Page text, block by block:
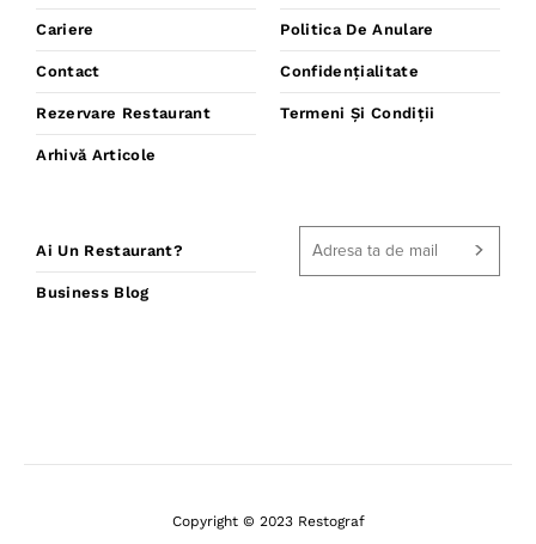
Cariere
Contact
Rezervare Restaurant
Arhivă Articole
Politica De Anulare
Confidențialitate
Termeni Și Condiții
Ai Un Restaurant?
Business Blog
Copyright © 2023 Restograf